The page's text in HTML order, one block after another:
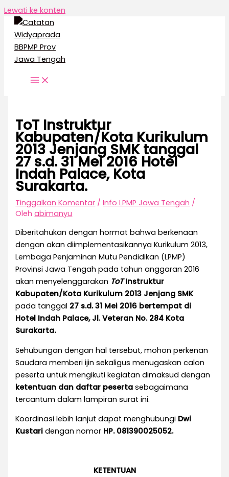
Lewati ke konten
ToT Instruktur
Kabupaten/Kota Kurikulum
2013 Jenjang SMK tanggal
27 s.d. 31 Mei 2016 Hotel
Indah Palace, Kota
Surakarta.
Tinggalkan Komentar /Info LPMP Jawa Tengah /
Olehabimanyu
Diberitahukan dengan hormat bahwa berkenaan
dengan akan diimplementasikannya Kurikulum 2013,
Lembaga Penjaminan Mutu Pendidikan (LPMP)
Provinsi Jawa Tengah pada tahun anggaran 2016
akan menyelenggarakan ToT Instruktur
Kabupaten/Kota Kurikulum 2013 Jenjang SMK
pada tanggal 27 s.d.31 Mei 2016 bertempat di
Hotel Indah Palace, Jl. Veteran No. 284 Kota
Surakarta.
Sehubungan dengan hal tersebut, mohon perkenan
Saudara memberi ijin sekaligus menugaskan calon
peserta untuk mengikuti kegiatan dimaksud dengan
ketentuan dan daftar peserta sebagaimana
tercantum dalam lampiran surat ini.
Koordinasi lebih lanjut dapat menghubungi Dwi
Kustaridengan nomor HP. 081390025052.
KETENTUAN